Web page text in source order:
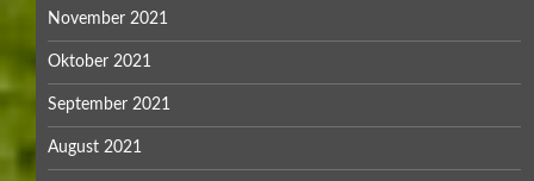
November 2021
Oktober 2021
September 2021
August 2021